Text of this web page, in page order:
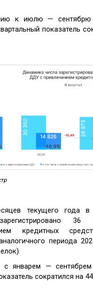
к июлю — сентябрю
показатель
текущего года в
кредитных
периода
с январем —
сократился на